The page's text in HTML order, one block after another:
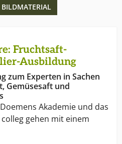
Produkten der Abteilung
Hilfestellung im
wie zum Beispiel
Doemens ist
gegründet worden,
und hat seinen Sitz in
BILDMATERIAL
Fruchtsaft-
Ausbildung
zum Experten in Sachen
Gemüsesaft und
Akademie und das
gehen mit einem